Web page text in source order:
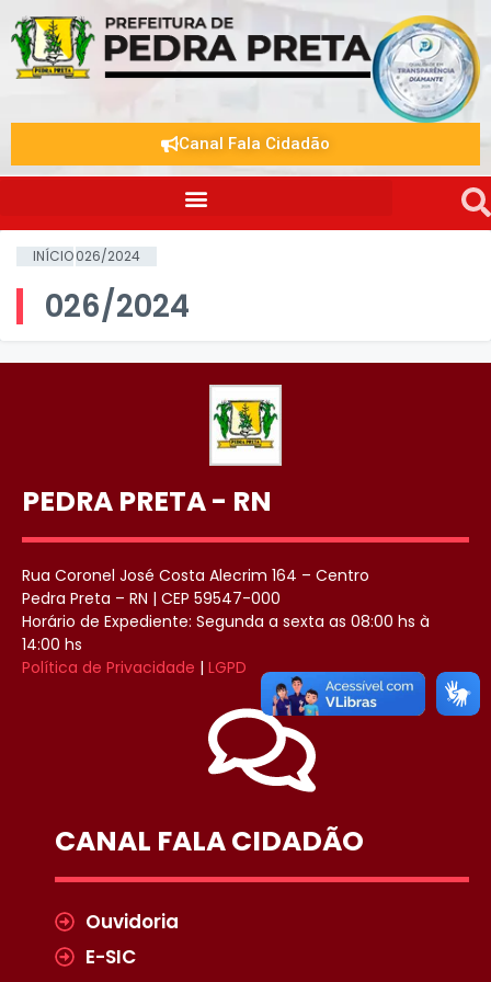
Canal Fala Cidadão
INÍCIO026/2024
026/2024
PEDRA PRETA - RN
Rua Coronel José Costa Alecrim 164 – Centro
Pedra Preta – RN | CEP 59547-000
Horário de Expediente: Segunda a sexta as 08:00 hs à
14:00 hs
Política de Privacidade | LGPD
CANAL FALA CIDADÃO
Ouvidoria
E-SIC